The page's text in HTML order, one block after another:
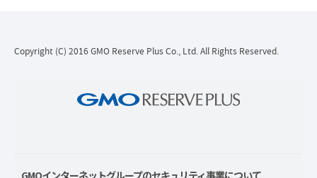
Copyright (C) 2016 GMO Reserve Plus Co., Ltd. All Rights Reserved.